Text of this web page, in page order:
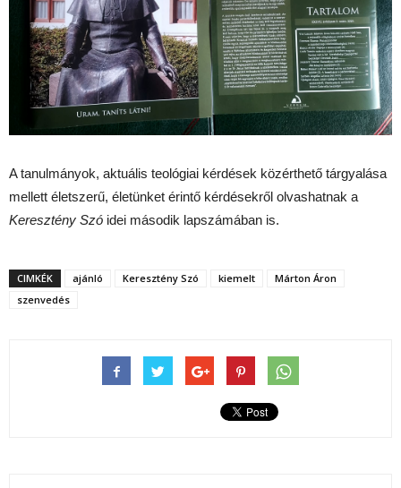
A tanulmányok, aktuális teológiai kérdések közérthető tárgyalása
mellett életszerű, életünket érintő kérdésekről olvashatnak a
Keresztény Szó idei második lapszámában is.
CIMKÉK ajánló Keresztény Szó kiemelt
Márton Áron
szenvedés